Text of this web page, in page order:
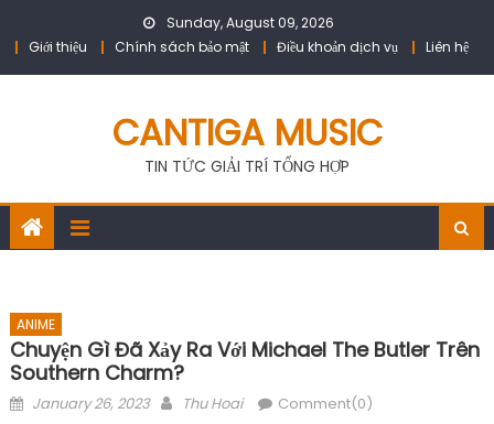
Sunday, August 09, 2026
Giới thiệu
Chính sách bảo mật Điều khoản dịch vụ Liên hệ
CANTIGA MUSIC
TIN TỨC GIẢI TRÍ TỔNG HỢP
ANIME
Chuyện Gì Đã Xảy Ra Với Michael The Butler Trên
Southern Charm?
Posted
January 26, 2023 Author
Thu Hoai Comment(0)